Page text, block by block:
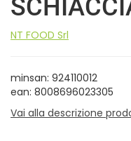
NT FOOD Srl
minsan: 924110012
ean: 8008696023305
Vai alla descrizione